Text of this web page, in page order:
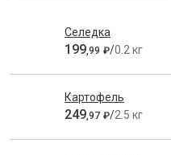
Селедка
199,99 ₽/0.2 кг
Картофель
249,97 ₽/2.5 кг